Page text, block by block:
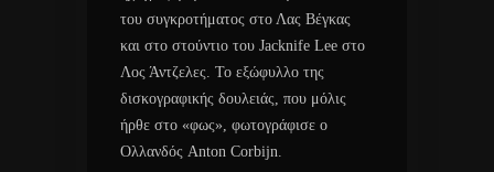
του συγκροτήματος στο Λας Βέγκας
και στο στούντιο του Jacknife Lee στο
Λος Άντζελες. Το εξώφυλλο της
δισκογραφικής δουλειάς, που μόλις
ήρθε στο «φως», φωτογράφισε ο
Ολλανδός Anton Corbijn.